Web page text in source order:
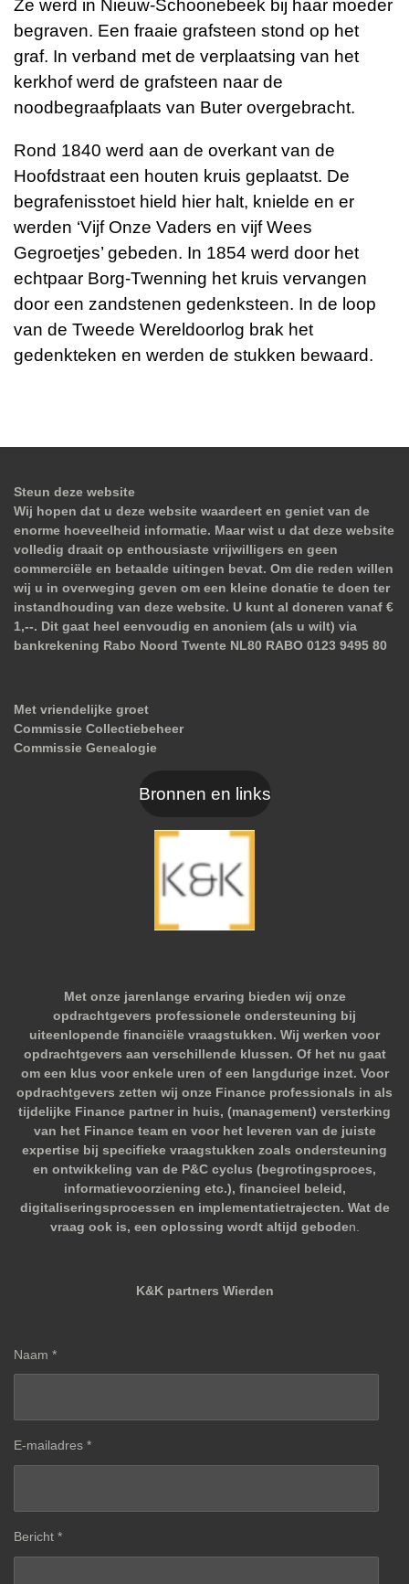
Ze werd in Nieuw-Schoonebeek bij haar moeder
begraven. Een fraaie grafsteen stond op het
graf. In verband met de verplaatsing van het
kerkhof werd de grafsteen naar de
noodbegraafplaats van Buter overgebracht.
Rond 1840 werd aan de overkant van de
Hoofdstraat een houten kruis geplaatst. De
begrafenisstoet hield hier halt, knielde en er
werden ‘Vijf Onze Vaders en vijf Wees
Gegroetjes’ gebeden. In 1854 werd door het
echtpaar Borg-Twenning het kruis vervangen
door een zandstenen gedenksteen. In de loop
van de Tweede Wereldoorlog brak het
gedenkteken en werden de stukken bewaard.
Steun deze website
Wij hopen dat u deze website waardeert en geniet van de
enorme hoeveelheid informatie. Maar wist u dat deze website
volledig draait op enthousiaste vrijwilligers en geen
commerciële en betaalde uitingen bevat. Om die reden willen
wij u in overweging geven om een kleine donatie te doen ter
instandhouding van deze website. U kunt al doneren vanaf €
1,--. Dit gaat heel eenvoudig en anoniem (als u wilt) via
bankrekening Rabo Noord Twente NL80 RABO 0123 9495 80
Met vriendelijke groet
Commissie Collectiebeheer
Commissie Genealogie
Bronnen en links
Met onze jarenlange ervaring bieden wij onze
opdrachtgevers professionele ondersteuning bij
uiteenlopende financiële vraagstukken. Wij werken voor
opdrachtgevers aan verschillende klussen. Of het nu gaat
om een klus voor enkele uren of een langdurige inzet. Voor
opdrachtgevers zetten wij onze Finance professionals in als
tijdelijke Finance partner in huis, (management) versterking
van het Finance team en voor het leveren van de juiste
expertise bij specifieke vraagstukken zoals ondersteuning
en ontwikkeling van de P&C cyclus (begrotingsproces,
informatievoorziening etc.), financieel beleid,
digitaliseringsprocessen en implementatietrajecten. Wat de
vraag ook is, een oplossing wordt altijd geboden.
K&K partners Wierden
Naam *
E-mailadres *
Bericht *